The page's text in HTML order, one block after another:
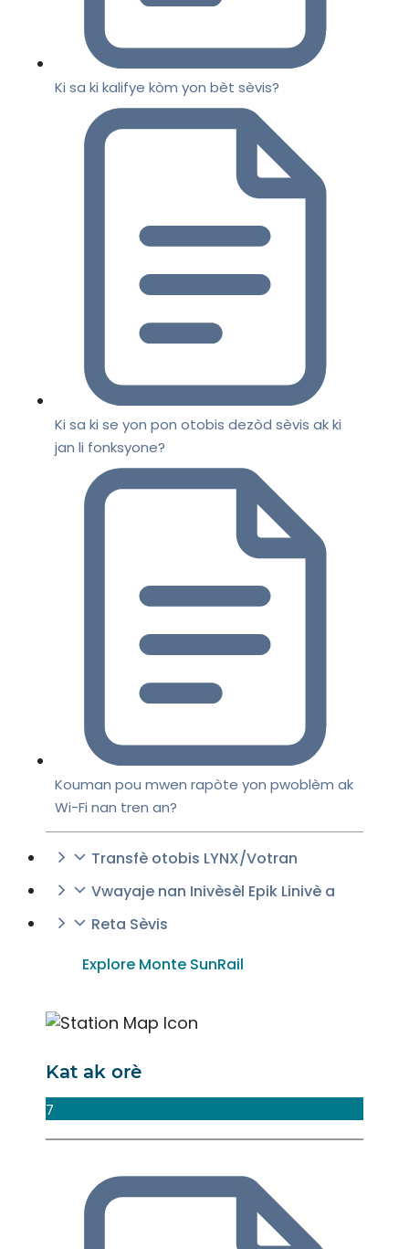
Ki sa ki kalifye kòm yon bèt sèvis?
Ki sa ki se yon pon otobis dezòd sèvis ak ki
jan li fonksyone?
Kouman pou mwen rapòte yon pwoblèm ak
Wi-Fi nan tren an?
Transfè otobis LYNX/Votran
Vwayaje nan Inivèsèl Epik Linivè a
Reta Sèvis
Explore Monte SunRail
Kat ak orè
7